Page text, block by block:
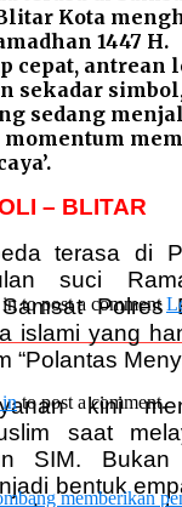
Kota
1447 H.
cepat, antrean
sekadar
sedang
momentum
– BLITAR
terasa di
suci
Polres
islami yang
“Polantas
kini
saat
SIM. Bukan
bentuk
to post a comment
into post a comment.